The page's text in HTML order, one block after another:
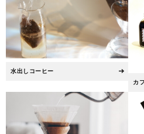
水出しコーヒー
カ